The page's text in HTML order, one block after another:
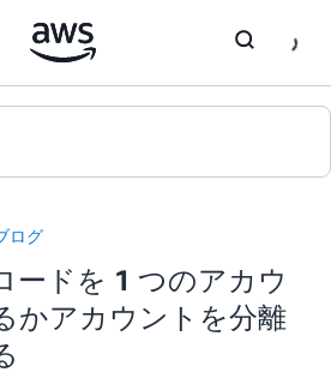
ログ
ードを 1 つのアカウ
かアカウントを分離